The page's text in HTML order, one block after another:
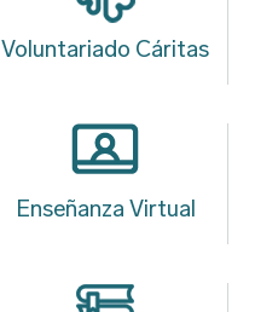
Voluntariado Cáritas
Enseñanza Virtual